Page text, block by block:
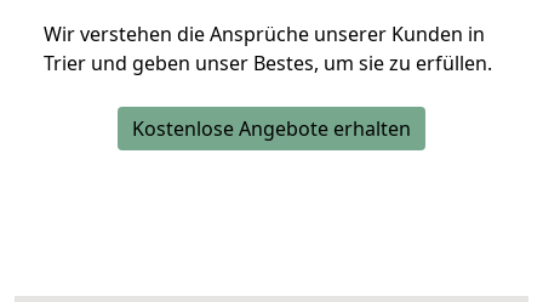
Wir verstehen die Ansprüche unserer Kunden in
Trier und geben unser Bestes, um sie zu erfüllen.
Kostenlose Angebote erhalten